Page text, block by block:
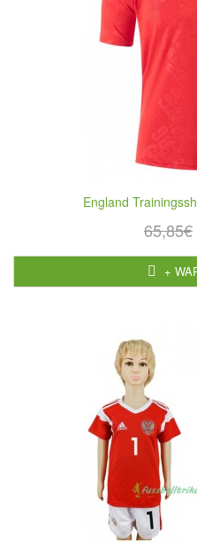
England
65,85€
+